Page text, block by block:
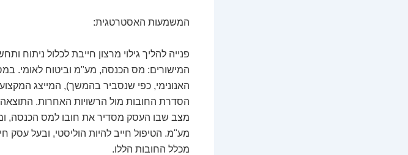
המשמעות האסטרטגית:
פנייה להליך גילוי מרצון חייבת לכלול ניתוח
המישורים: מס הכנסה, מע"מ וביטוח לאומי.
האנונימי, כפי שנסביר בהמשך), המייצג
הסדרת החובות מול הרשויות האחרות. התוצאה
מצב שבו העסק מסדיר את חובו למס הכנסה,
מע"מ. הטיפול חייב להיות הוליסטי, ובעל עסק
מכלל החובות הללו.